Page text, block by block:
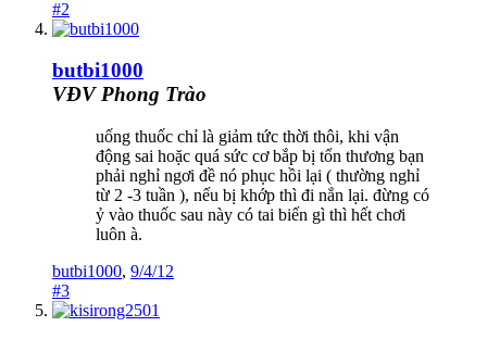
#2
butbi1000
VĐV Phong Trào
uống thuốc chỉ là giảm tức thời thôi, khi vận
động sai hoặc quá sức cơ bắp bị tổn thương bạn
phải nghỉ ngơi đề nó phục hồi lại ( thường nghỉ
từ 2 -3 tuần ), nếu bị khớp thì đi nắn lại. đừng có
ỷ vào thuốc sau này có tai biến gì thì hết chơi
luôn à.
butbi1000, 9/4/12
#3